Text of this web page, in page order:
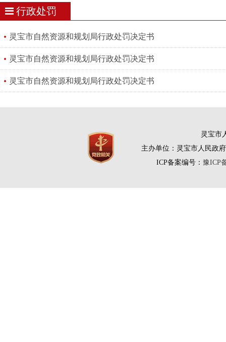
行政处罚
灵宝市自然资源和规划局行政处罚决定书
灵宝市自然资源和规划局行政处罚决定书
灵宝市自然资源和规划局行政处罚决定书
灵宝市
主办单位：灵宝市人民政
ICP备案编号： 豫ICP